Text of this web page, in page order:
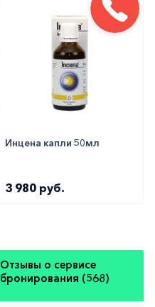
Инцена капли 50мл
3 980 руб.
Отзывы о сервисе
бронирования (568)